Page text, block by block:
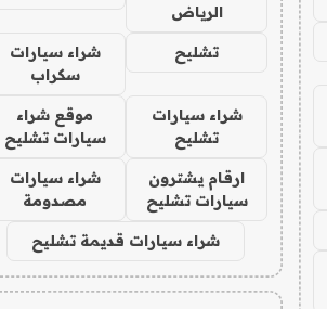
الرياض
تشليح
شراء سيارات
سكراب
شراء سيارات
تشليح
موقع شراء
سيارات تشليح
ارقام يشترون
سيارات تشليح
شراء سيارات
مصدومة
شراء سيارات قديمة تشليح